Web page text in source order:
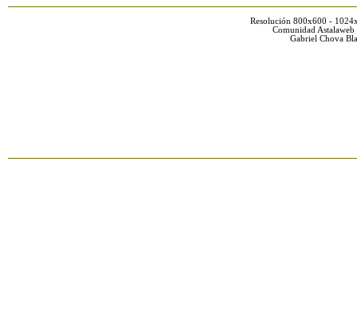
Resolución 800x600 -
Comunidad
Gabriel Chova